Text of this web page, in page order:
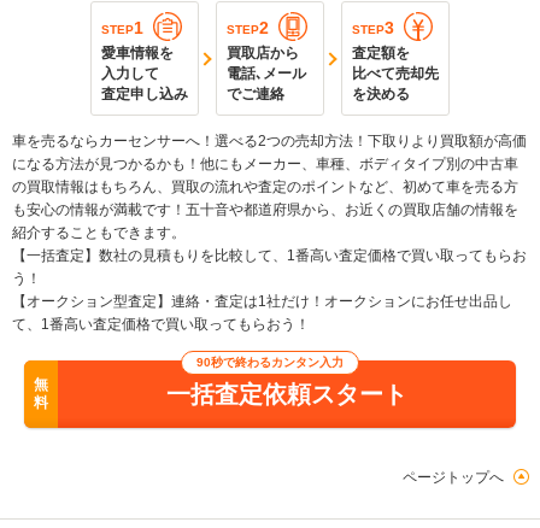
STEP1
愛車情報を
入力して
査定申し込み
STEP2
買取店から
電話､メール
でご連絡
STEP3
査定額を
比べて売却先
を決める
車を売るならカーセンサーへ！選べる2つの売却方法！下取りより買取額が高価
になる方法が見つかるかも！他にもメーカー、車種、ボディタイプ別の中古車
の買取情報はもちろん、買取の流れや査定のポイントなど、初めて車を売る方
も安心の情報が満載です！五十音や都道府県から、お近くの買取店舗の情報を
紹介することもできます。
【一括査定】数社の見積もりを比較して、1番高い査定価格で買い取ってもらお
う！
【オークション型査定】連絡・査定は1社だけ！オークションにお任せ出品し
て、1番高い査定価格で買い取ってもらおう！
無
料
90秒で終わるカンタン入力
一括査定依頼スタート
ページトップへ